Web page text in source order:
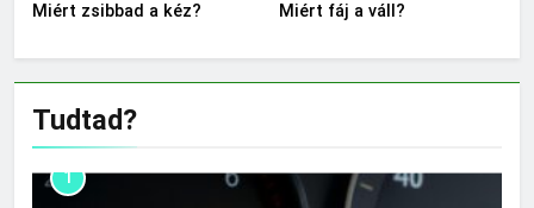
Miért zsibbad a kéz? Miért fáj a váll?
Tudtad?
1